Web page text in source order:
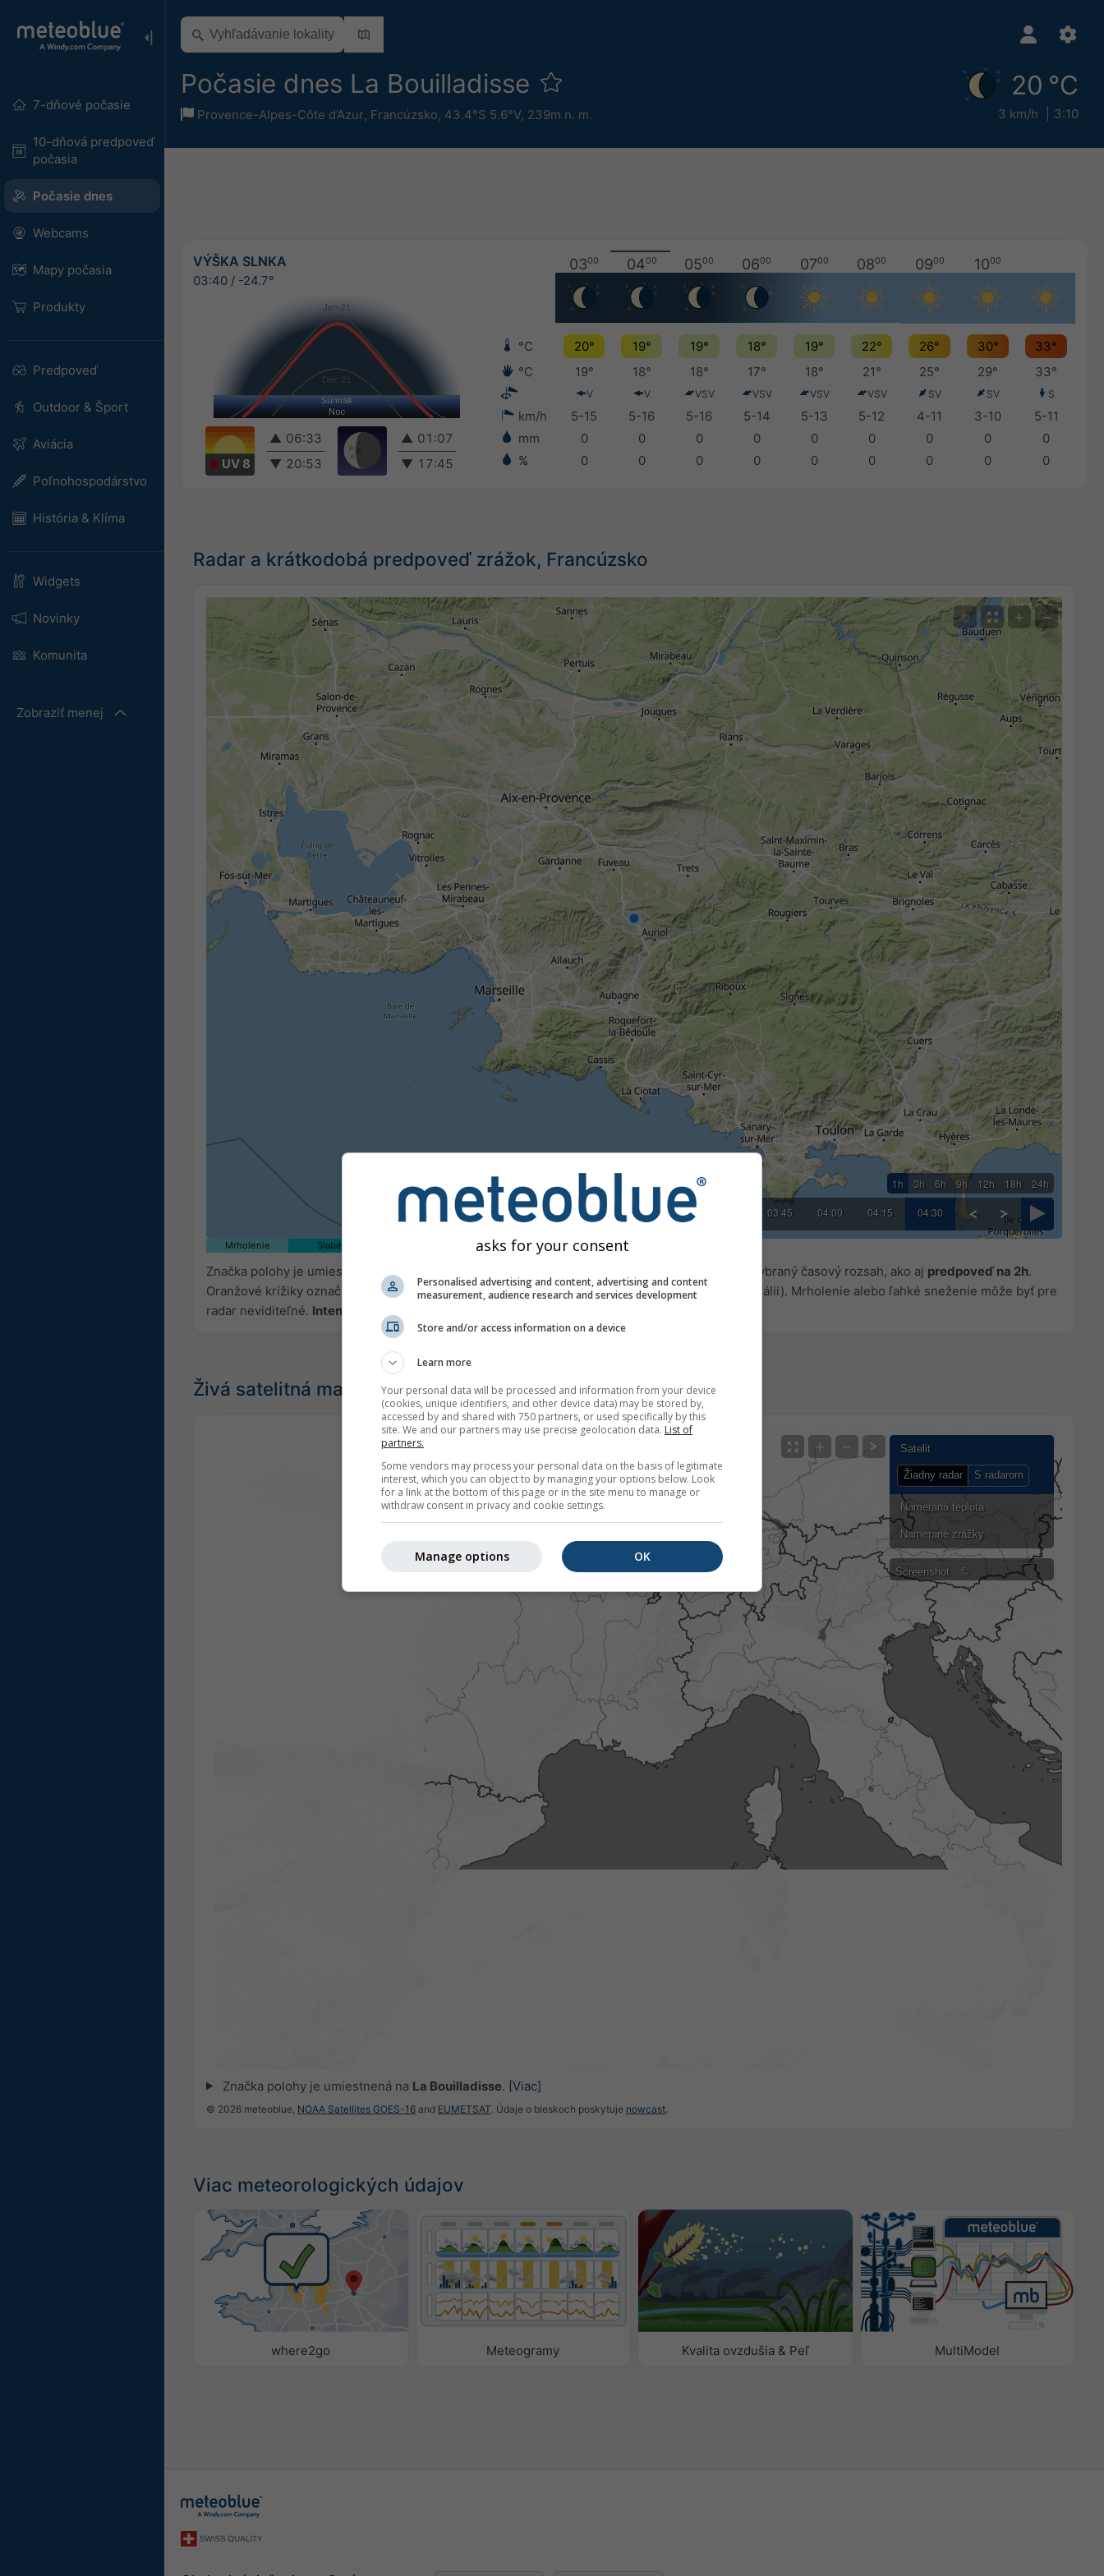
7-dňové počasie
10-dňová predpoveď
počasia
Počasie dnes
Webcams
Mapy počasia
Produkty
Predpoveď
Outdoor & Šport
Aviácia
Poľnohospodárstvo
História & Klíma
Widgets
Novinky
Komunita
Zobraziť menej
Počasie dnes La Bouilladisse
Provence-Alpes-Côte d’Azur, Francúzsko, 43.4°S 5.6°V, 239m n. m.
20 °C
3 km/h 3:10
VÝŠKA SLNKA
03:40 / -24.7°
UV 8
▲ 06:33
▼ 20:53
▲ 01:07
▼ 17:45
0300 0400 0500 0600 0700 0800 0900 1000
°C 20° 19° 19° 18° 19° 22° 26° 30°
33°
°C
19° 18° 18° 17° 18° 21° 25° 29° 33°
V V VSV VSV VSV VSV SV SV S
km/h 5-15 5-16 5-16 5-14 5-13 5-12 4-11 3-10
5-11
mm
0 0 0 0 0 0 0 0
0
%
0 0 0 0 0 0 0 0 0
Radar a krátkodobá predpoveď zrážok, Francúzsko
1h 3h 6h 9h 12h 18h 24h
02:45 03:00 03:15 03:45 04:00 04:15 04:30
© + −
Mrholenie Slabé Silné Veľmi silné
Značka polohy je umiestnená na La Bouilladisse. Táto animácia zobrazuje pre vybraný časový rozsah, ako aj predpoveď na 2h.
Oranžové krížiky označujú blesky. Údaje poskytujenowcast.de(dostupné v USA, Európe a Austrálii). Mrholenie alebo ľahké sneženie môže byť pre
radar neviditeľné. Intenzita zrážok
Živá satelitná mapa, Francúzsko
Screenshot ©
Satelit
Žiadny radar S radarom
Nameraná teplota
Namerané zrážky
+ −
Značka polohy je umiestnená na La Bouilladisse. [Viac]
© 2026 meteoblue, NOAA Satellites GOES-16 and EUMETSAT. Údaje o bleskoch poskytuje nowcast.
Viac meteorologických údajov
where2go Meteogramy Kvalita ovzdušia & Peľ MultiModel
asks for your consent
Personalised advertising and content, advertising and content
measurement, audience research and services development
Store and/or access information on a device
Learn more
Your personal data will be processed and information from your device
(cookies, unique identifiers, and other device data) may be stored by,
accessed by and shared with 750 partners, or used specifically by this
site. We and our partners may use precise geolocation data. List of
partners.
Some vendors may process your personal data on the basis of legitimate
interest, which you can object to by managing your options below. Look
for a link at the bottom of this page or in the site menu to manage or
withdraw consent in privacy and cookie settings.
OK
Manage options